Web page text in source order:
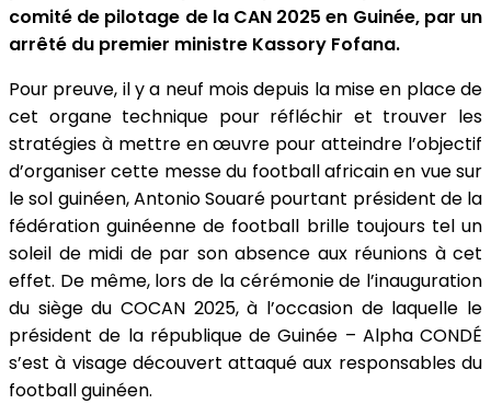
comité de pilotage de la CAN 2025 en Guinée, par un
arrêté du premier ministre Kassory Fofana.
Pour preuve, il y a neuf mois depuis la mise en place de
cet organe technique pour réfléchir et trouver les
stratégies à mettre en œuvre pour atteindre l’objectif
d’organiser cette messe du football africain en vue sur
le sol guinéen, Antonio Souaré pourtant président de la
fédération guinéenne de football brille toujours tel un
soleil de midi de par son absence aux réunions à cet
effet. De même, lors de la cérémonie de l’inauguration
du siège du COCAN 2025, à l’occasion de laquelle le
président de la république de Guinée – Alpha CONDÉ
s’est à visage découvert attaqué aux responsables du
football guinéen.